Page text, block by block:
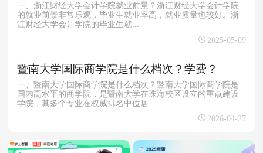
一、浙江财经大学会计学院就业前景？‌浙江财经大学会计学院
的就业前景非常乐观，毕业生就业率高，就业质量也较好。‌浙
江财经大学会计学院的毕业生就...
2025-05-09
暨南大学国际商学院是什么档次？学费？
一、暨南大学国际商学院是什么档次？暨南大学国际商学院是
国内高水平的商学院，是暨南大学在珠海校区设立的重点建设
学院，其多个专业在权威排名中位居...
2026-04-27